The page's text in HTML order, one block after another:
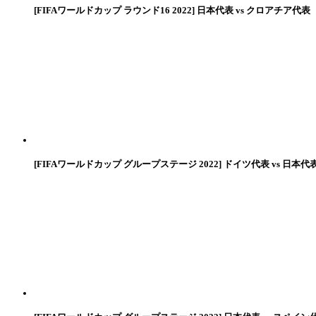
[FIFAワールドカップ ラウンド16 2022] 日本代表 vs クロアチア代表
[FIFAワールドカップ グループステージ 2022] ドイツ代表 vs 日本代